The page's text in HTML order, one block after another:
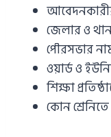
জেলার ও
পৌরসভার
ওয়ার্ড ও
শিক্ষা
কোন